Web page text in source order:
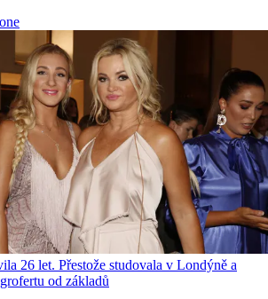
26 let. Přestože studovala v Londýně a
od základů